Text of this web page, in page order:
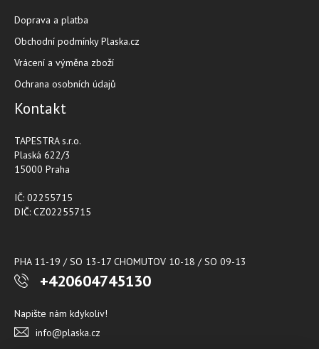
Doprava a platba
Obchodní podmínky Plaska.cz
Vrácení a výměna zboží
Ochrana osobních údajů
Kontakt
TAPESTRA s.r.o.
Plaská 622/3
15000 Praha
IČ: 02255715
DIČ: CZ02255715
PHA 11-19 / SO 13-17 CHOMUTOV 10-18 / SO 09-13
+420604745130
Napište nám kdykoliv!
info@plaska.cz